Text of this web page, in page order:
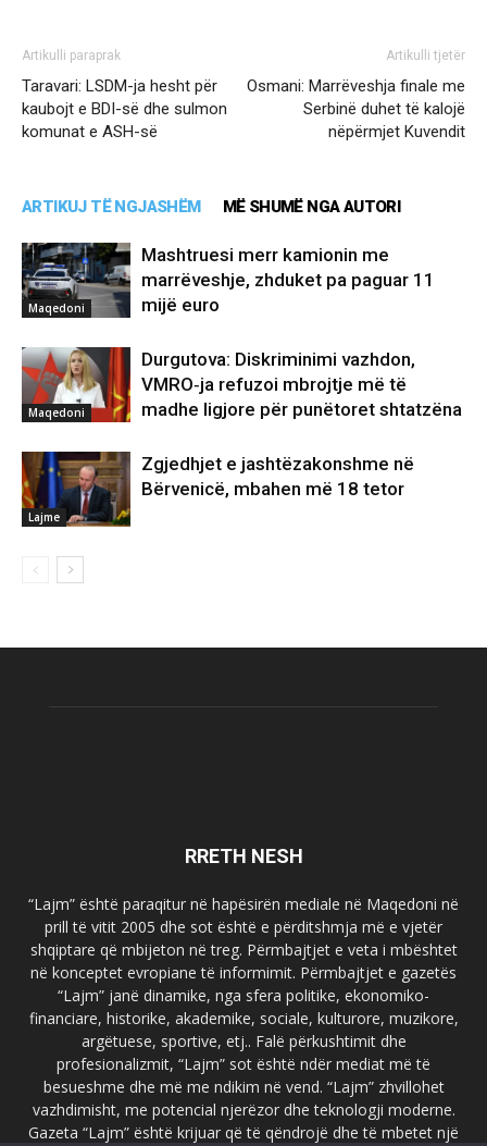
Artikulli paraprak
Taravari: LSDM-ja hesht për
kaubojt e BDI-së dhe sulmon
komunat e ASH-së
Artikulli tjetër
Osmani: Marrëveshja finale me
Serbinë duhet të kalojë
nëpërmjet Kuvendit
ARTIKUJ TË NGJASHËM MË SHUMË NGA AUTORI
Maqedoni
Mashtruesi merr kamionin me
marrëveshje, zhduket pa paguar 11
mijë euro
Maqedoni
Durgutova: Diskriminimi vazhdon,
VMRO‑ja refuzoi mbrojtje më të
madhe ligjore për punëtoret shtatzëna
Lajme
Zgjedhjet e jashtëzakonshme në
Bërvenicë, mbahen më 18 tetor
RRETH NESH
“Lajm” është paraqitur në hapësirën mediale në Maqedoni në
prill të vitit 2005 dhe sot është e përditshmja më e vjetër
shqiptare që mbijeton në treg. Përmbajtjet e veta i mbështet
në konceptet evropiane të informimit. Përmbajtjet e gazetës
“Lajm” janë dinamike, nga sfera politike, ekonomiko-
financiare, historike, akademike, sociale, kulturore, muzikore,
argëtuese, sportive, etj.. Falë përkushtimit dhe
profesionalizmit, “Lajm” sot është ndër mediat më të
besueshme dhe më me ndikim në vend. “Lajm” zhvillohet
vazhdimisht, me potencial njerëzor dhe teknologji moderne.
Gazeta “Lajm” është krijuar që të qëndrojë dhe të mbetet një